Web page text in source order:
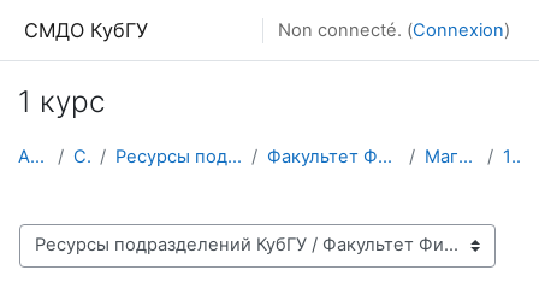
СМДО КубГУ Non connecté. (Connexion)
1 курс
Accueil Cours Ресурсы подразделений КубГУ Факультет Физико-технический Магистратура 1 курс
Catégories de cours